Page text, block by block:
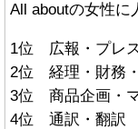
All aboutの女性に
1位 広報・プレ
2位 経理・財務
3位 商品企画・
4位 通訳・翻訳